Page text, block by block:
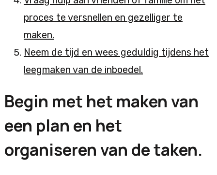
proces te versnellen en gezelliger te
maken.
Neem de tijd en wees geduldig tijdens het
leegmaken van de inboedel.
Begin met het maken van
een plan en het
organiseren van de taken.